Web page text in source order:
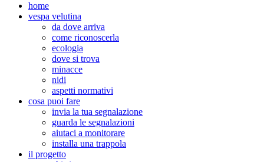
home
vespa velutina
da dove arriva
come riconoscerla
ecologia
dove si trova
minacce
nidi
aspetti normativi
cosa puoi fare
invia la tua segnalazione
guarda le segnalazioni
aiutaci a monitorare
installa una trappola
il progetto